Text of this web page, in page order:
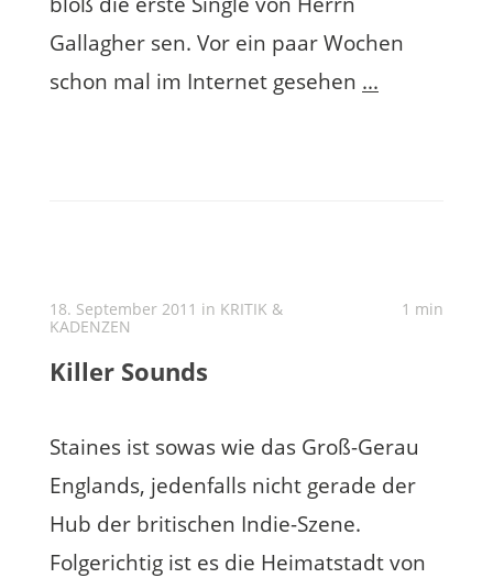
Gallagher sen. Vor ein paar Wochen
schon mal im Internet gesehen ...
18. September 2011 in KRITIK &
KADENZEN
1 min
Killer Sounds
Staines ist sowas wie das Groß-Gerau
Englands, jedenfalls nicht gerade der
Hub der britischen Indie-Szene.
Folgerichtig ist es die Heimatstadt von